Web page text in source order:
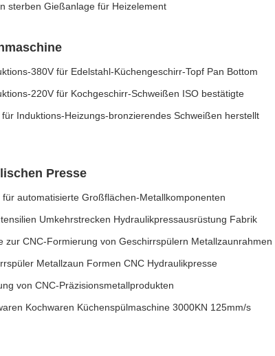
sterben Gießanlage für Heizelement
380V für Edelstahl-Küchengeschirr-Topf Pan Bottom
220V für Kochgeschirr-Schweißen ISO bestätigte
Induktions-Heizungs-bronzierendes Schweißen herstellt
Presse
automatisierte Großflächen-Metallkomponenten
Umkehrstrecken Hydraulikpressausrüstung Fabrik
zur CNC-Formierung von Geschirrspülern Metallzaunrahmen
Metallzaun Formen CNC Hydraulikpresse
von CNC-Präzisionsmetallprodukten
Kochwaren Küchenspülmaschine 3000KN 125mm/s